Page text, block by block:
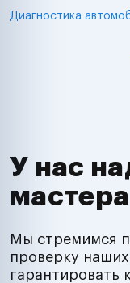
Диагностика
У нас
мастера
Мы стремимся
проверку
гарантировать